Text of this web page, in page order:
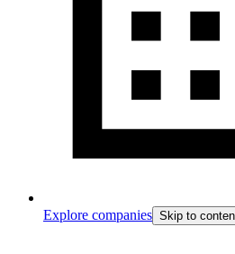
Explore companies Skip to